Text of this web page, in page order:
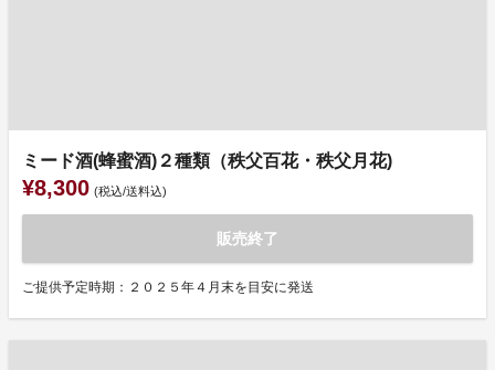
ミード酒(蜂蜜酒)２種類（秩父百花・秩父月花)
¥8,300 (税込/送料込)
販売終了
ご提供予定時期：２０２５年４月末を目安に発送